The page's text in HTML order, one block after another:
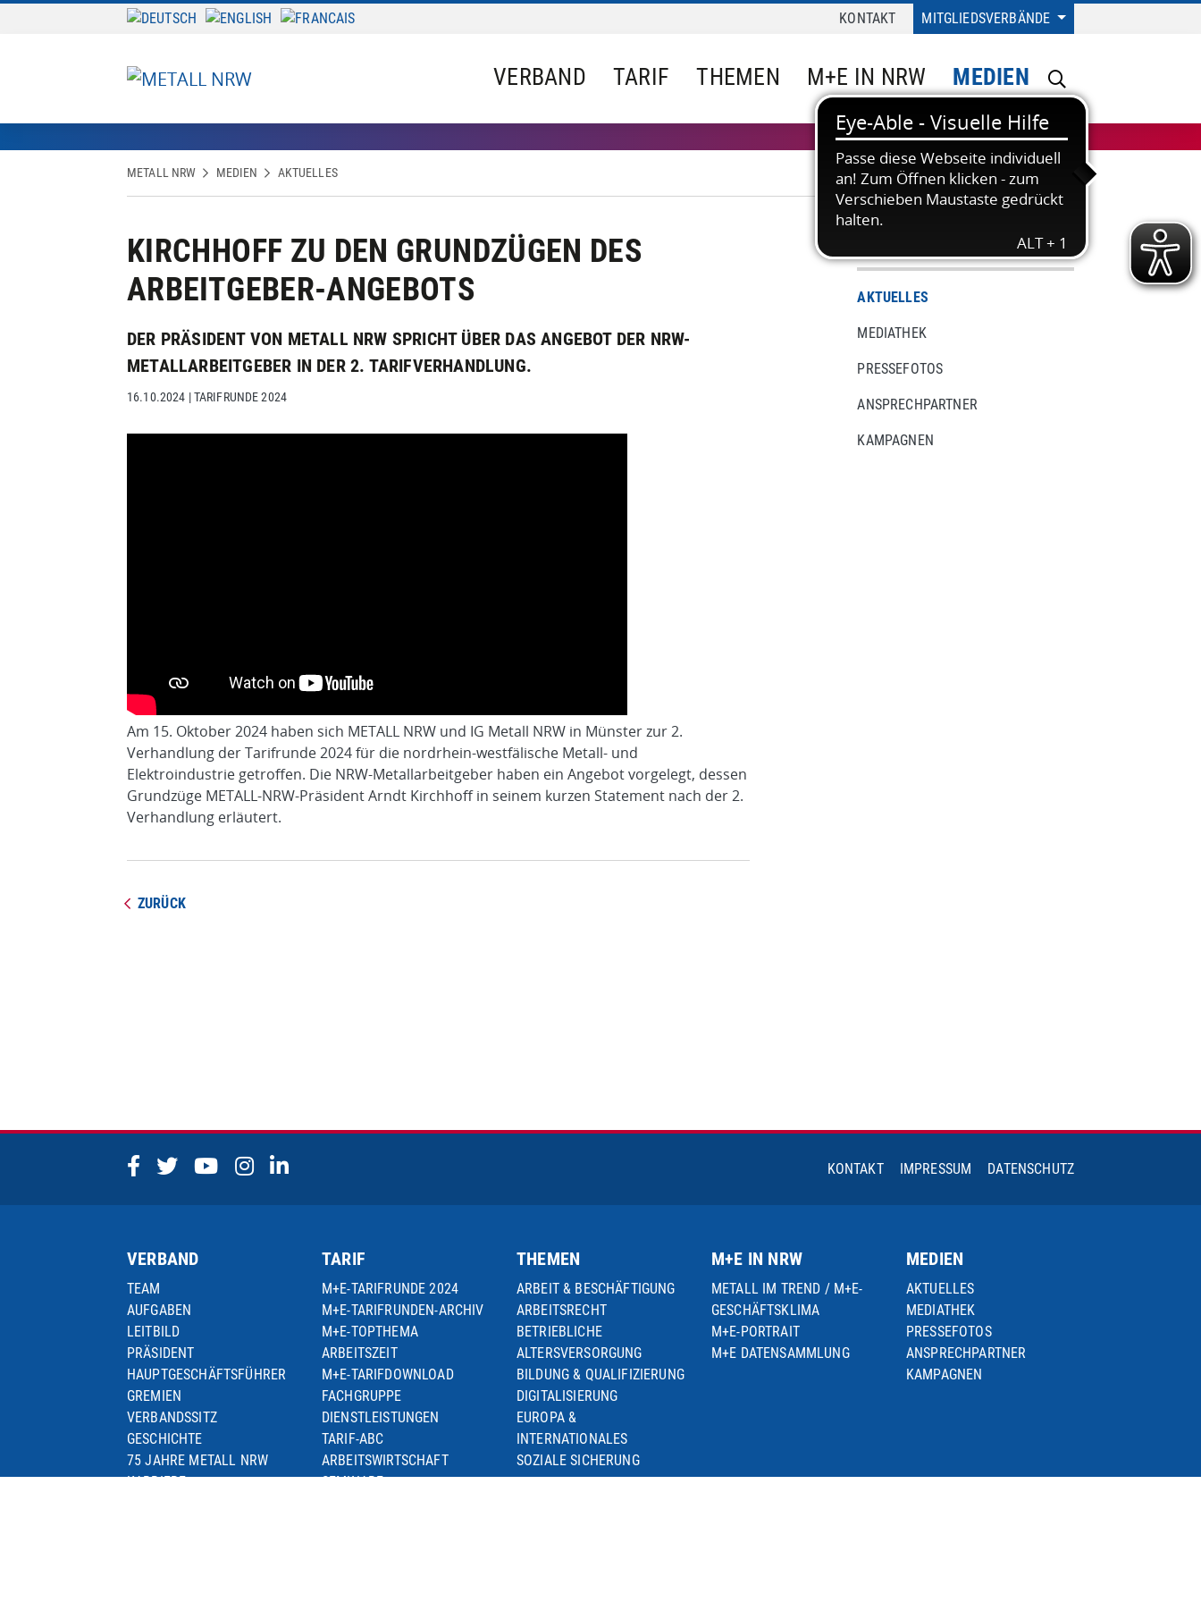
MITGLIEDSVERBÄNDE
KONTAKT
VERBAND TARIF THEMEN M+E IN NRW MEDIEN
METALL NRW MEDIEN AKTUELLES
KIRCHHOFF ZU DEN GRUNDZÜGEN DES
ARBEITGEBER-ANGEBOTS
DER PRÄSIDENT VON METALL NRW SPRICHT ÜBER DAS ANGEBOT DER NRW-
METALLARBEITGEBER IN DER 2. TARIFVERHANDLUNG.
16.10.2024 |TARIFRUNDE 2024
Am 15. Oktober 2024 haben sich METALL NRW und IG Metall NRW in Münster zur 2.
Verhandlung der Tarifrunde 2024 für die nordrhein-westfälische Metall- und
Elektroindustrie getroffen. Die NRW-Metallarbeitgeber haben ein Angebot vorgelegt, dessen
Grundzüge METALL-NRW-Präsident Arndt Kirchhoff in seinem kurzen Statement nach der 2.
Verhandlung erläutert.
ZURÜCK
MEDIEN
AKTUELLES
MEDIATHEK
PRESSEFOTOS
ANSPRECHPARTNER
KAMPAGNEN
KONTAKT IMPRESSUM DATENSCHUTZ
VERBAND
TEAM
AUFGABEN
LEITBILD
PRÄSIDENT
HAUPTGESCHÄFTSFÜHRER
GREMIEN
VERBANDSSITZ
GESCHICHTE
75 JAHRE METALL NRW
KARRIERE
TARIF
M+E-TARIFRUNDE 2024
M+E-TARIFRUNDEN-ARCHIV
M+E-TOPTHEMA
ARBEITSZEIT
M+E-TARIFDOWNLOAD
FACHGRUPPE
DIENSTLEISTUNGEN
TARIF-ABC
ARBEITSWIRTSCHAFT
SEMINARE
THEMEN
ARBEIT & BESCHÄFTIGUNG
ARBEITSRECHT
BETRIEBLICHE
ALTERSVERSORGUNG
BILDUNG & QUALIFIZIERUNG
DIGITALISIERUNG
EUROPA &
INTERNATIONALES
SOZIALE SICHERUNG
M+E IN NRW
METALL IM TREND / M+E-
GESCHÄFTSKLIMA
M+E-PORTRAIT
M+E DATENSAMMLUNG
MEDIEN
AKTUELLES
MEDIATHEK
PRESSEFOTOS
ANSPRECHPARTNER
KAMPAGNEN